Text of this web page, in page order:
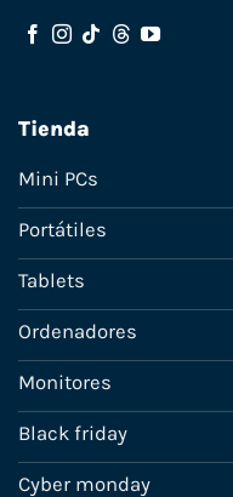
Tienda
Mini PCs
Portátiles
Tablets
Ordenadores
Monitores
Black friday
Cyber monday